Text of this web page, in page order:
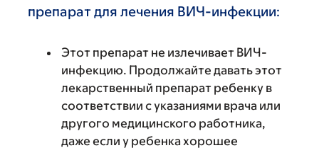
препарат для лечения ВИЧ-инфекции:
Этот препарат не излечивает ВИЧ-
инфекцию. Продолжайте давать этот
лекарственный препарат ребенку в
соответствии с указаниями врача или
другого медицинского работника,
даже если у ребенка хорошее